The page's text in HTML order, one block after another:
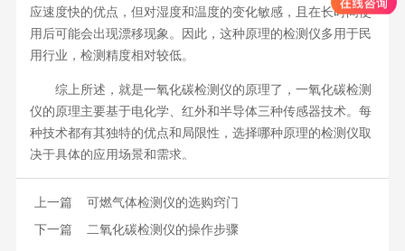
应速度快的优点，但对湿度和温度的变化敏感，且在长时间使
用后可能会出现漂移现象。因此，这种原理的检测仪多用于民
用行业，检测精度相对较低。
综上所述，就是一氧化碳检测仪的原理了，一氧化碳检测
仪的原理主要基于电化学、红外和半导体三种传感器技术。每
种技术都有其独特的优点和局限性，选择哪种原理的检测仪取
决于具体的应用场景和需求。
上一篇 可燃气体检测仪的选购窍门
下一篇 二氧化碳检测仪的操作步骤